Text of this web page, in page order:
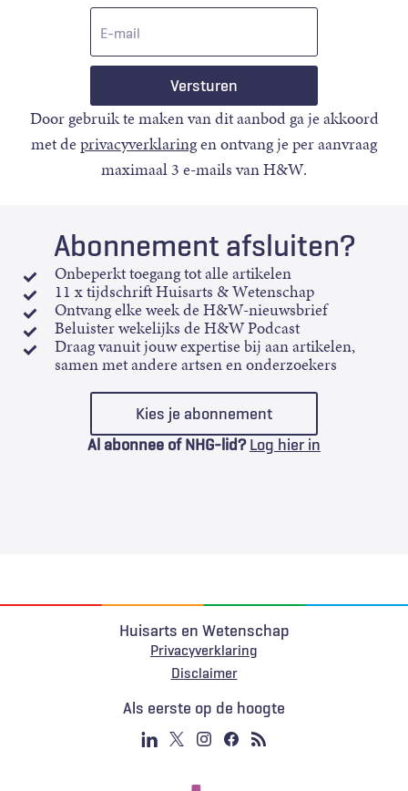
Door gebruik te maken van dit aanbod ga je akkoord
met deprivacyverklaringen ontvang je per aanvraag
maximaal 3 e-mails van H&W.
Abonnement afsluiten?
Onbeperkt toegang tot alle artikelen
11 x tijdschrift Huisarts & Wetenschap
Ontvang elke week de H&W-nieuwsbrief
Beluister wekelijks de H&W Podcast
Draag vanuit jouw expertise bij aan artikelen,
samen met andere artsen en onderzoekers
Kies je abonnement
Al abonnee of NHG-lid? Log hier in
Huisarts en Wetenschap
Privacyverklaring
Voet
Disclaimer
Als eerste op de hoogte